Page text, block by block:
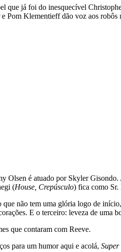
que já foi do inesquecível
Pom Klementieff dão voz aos robôs
Olsen é atuado por Skyler
(House, Crepúsculo) fica como Sr.
não tem uma glória logo de
E o terceiro: leveza de uma
que contaram com Reeve.
para um humor aqui e acolá,